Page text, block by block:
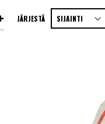
JÄRJESTÄ